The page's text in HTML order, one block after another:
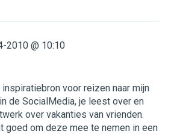
2010 @ 10:10
inspiratiebron voor reizen naar mijn
de SocialMedia, je leest over en
over vakanties van vrienden.
goed om deze mee te nemen in een